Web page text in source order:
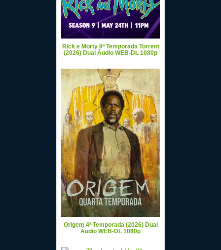
Rick e Morty 9ª Temporada Torrent
(2026) Dual Áudio WEB-DL 1080p
Origem 4ª Temporada (2026) Dual
Áudio WEB-DL 1080p